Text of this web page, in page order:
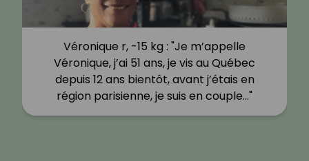
Véronique r, -15 kg : "Je m’appelle
Véronique, j’ai 51 ans, je vis au Québec
depuis 12 ans bientôt, avant j’étais en
région parisienne, je suis en couple…"